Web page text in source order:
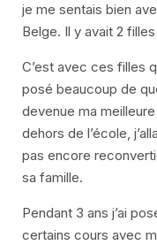
je me sentais bien
Belge. Il y avait 2
C’est avec ces filles
posé beaucoup de
devenue ma
dehors de l’école,
pas encore
sa famille.
Pendant 3 ans j’ai
certains cours avec